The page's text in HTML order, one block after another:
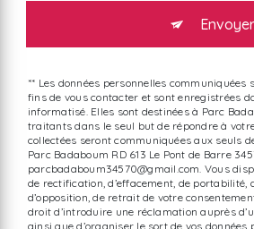
Envoyer
** Les données personnelles communiquées
fins de vous contacter et sont enregistrées
informatisé. Elles sont destinées à Parc
traitants dans le seul but de répondre à
collectées seront communiquées aux seuls
Parc Badaboum RD 613 Le Pont de Barre
parcbadaboum34570@gmail.com. Vous
de rectification, d’effacement, de portabilité,
d’opposition, de retrait de votre
droit d’introduire une réclamation auprès
ainsi que d’organiser le sort de vos données